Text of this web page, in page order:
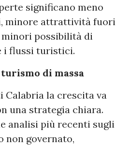
significano meno
minore attrattività fuori
possibilità di
i flussi turistici.
di massa
Calabria la crescita va
una strategia chiara.
analisi più recenti sugli
non governato,